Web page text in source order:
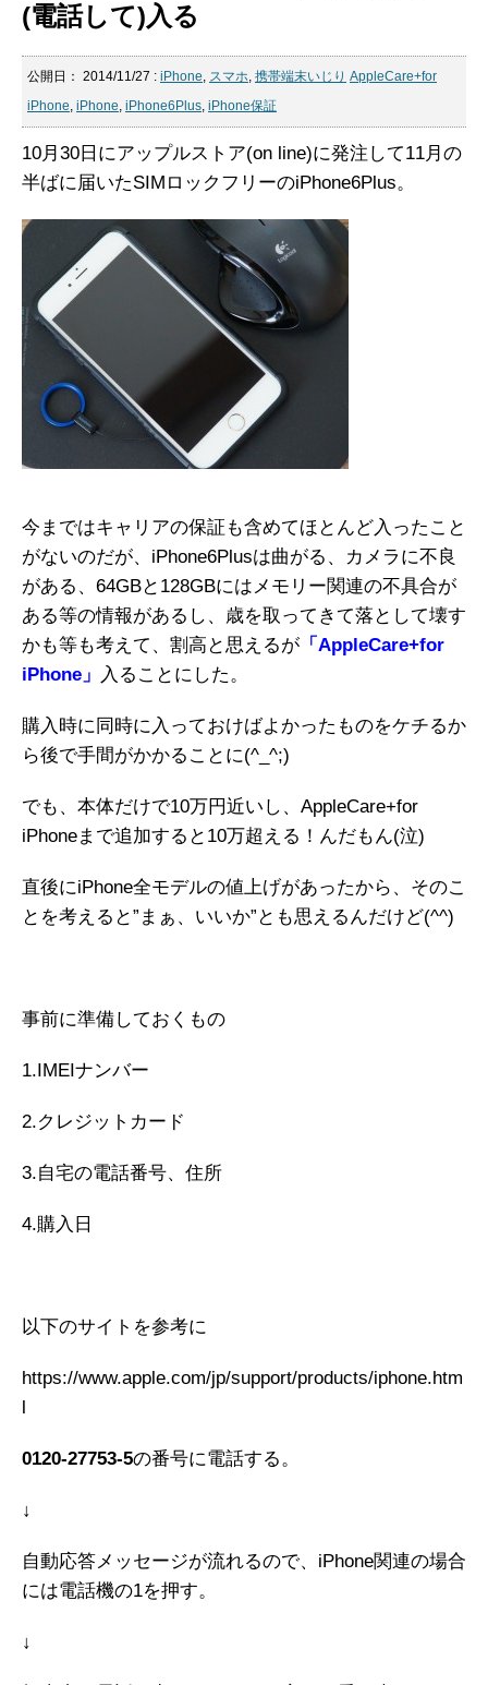
(電話して)入る
公開日： 2014/11/27 : iPhone, スマホ, 携帯端末いじり AppleCare+for
iPhone, iPhone, iPhone6Plus, iPhone保証
10月30日にアップルストア(on line)に発注して11月の
半ばに届いたSIMロックフリーのiPhone6Plus。
今まではキャリアの保証も含めてほとんど入ったこと
がないのだが、iPhone6Plusは曲がる、カメラに不良
がある、64GBと128GBにはメモリー関連の不具合が
ある等の情報があるし、歳を取ってきて落として壊す
かも等も考えて、割高と思えるが 「AppleCare+for
iPhone」 入ることにした。
購入時に同時に入っておけばよかったものをケチるか
ら後で手間がかかることに(^_^;)
でも、本体だけで10万円近いし、AppleCare+for
iPhoneまで追加すると10万超える！んだもん(泣)
直後にiPhone全モデルの値上げがあったから、そのこ
とを考えると”まぁ、いいか”とも思えるんだけど(^^)
事前に準備しておくもの
1.IMEIナンバー
2.クレジットカード
3.自宅の電話番号、住所
4.購入日
以下のサイトを参考に
https://www.apple.com/jp/support/products/iphone.htm
l
0120-27753-5の番号に電話する。
↓
自動応答メッセージが流れるので、iPhone関連の場合
には電話機の1を押す。
↓